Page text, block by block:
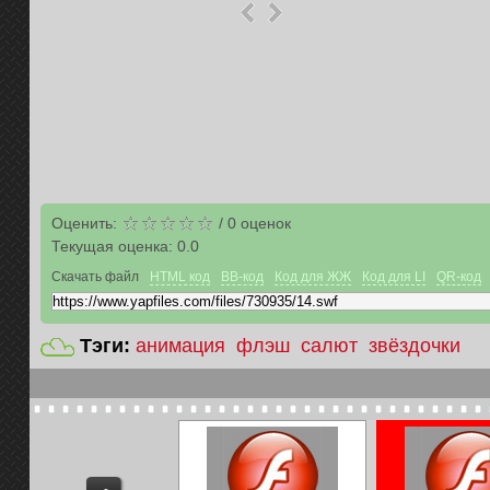
Оценить: / 0оценок
Текущая оценка: 0.0
Скачать файл HTML код BB-код Код для ЖЖ Код для LI QR-код
Тэги: анимация флэш салют звёздочки